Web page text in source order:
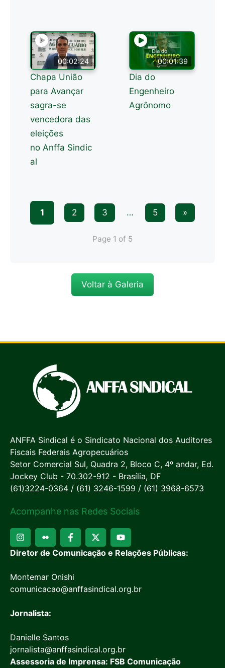
00:02:24
Chapa União
para Avançar
sagra-se
vencedora das
eleições
no Anffa Sindic
al
00:01:39
Dia do
Engenheiro
Agrônomo
1 2 3 … 5 »
Page 1 of 5
Voltar à Galeria
ANFFA Sindical é o Sindicato Nacional dos Auditores
Fiscais Federais Agropecuários
Setor Comercial Sul, Quadra 2, Bloco C, 4º andar, Ed.
Jockey Club - 70.302-912 - Brasília, DF
(61)3224-0364 / (61) 3246-1599 / (61) 3968-6573
Acompanhe nas Redes Sociais
Diretor de Comunicação e Relações Públicas:
Montemar Onishi
comunicacao@anffasindical.org.br
Jornalista:
Danielle Santos
jornalista@anffasindical.org.br
Assessoria de Imprensa: FSB Comunicação